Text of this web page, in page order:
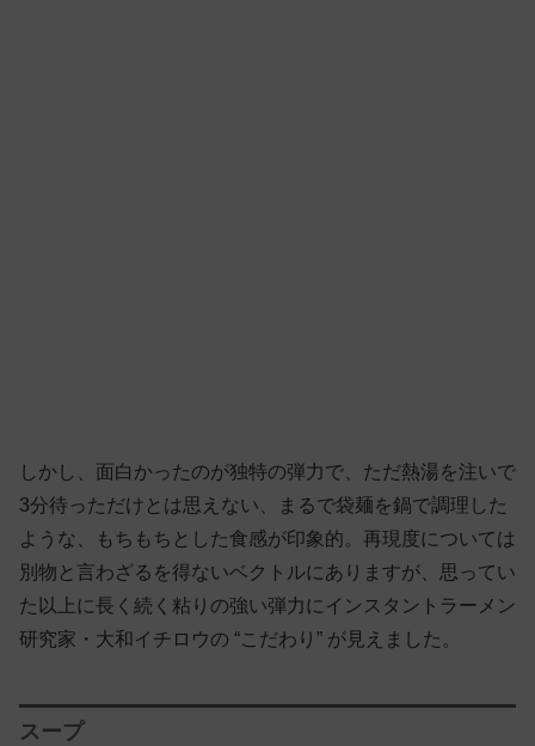
しかし、面白かったのが独特の弾力で、ただ熱湯を注いで
3分待っただけとは思えない、まるで袋麺を鍋で調理した
ような、もちもちとした食感が印象的。再現度については
別物と言わざるを得ないベクトルにありますが、思ってい
た以上に長く続く粘りの強い弾力にインスタントラーメン
研究家・大和イチロウの “こだわり” が見えました。
スープ